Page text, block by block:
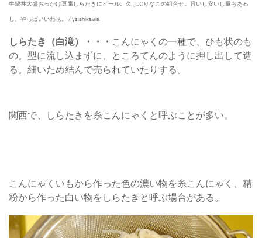
牛鍋丼大盛おっかけ豆腐しらたきにビール。久しぶりなこの組合せ。旨いし安いし量もある
し、やっぱいいわぁ。 / ysishikawa
しらたき（白滝）・・・ こんにゃくの一種で、ひも状のも
の。型に流し込まずに、ところてんのように押し出して造
る。細いため結んで売られていたりする。
関西で、しらたきを糸こんにゃくと呼ぶことが多い。
こんにゃくいもから作った色の濃い物を糸こんにゃく、精
粉から作った白い物をしらたきと呼ぶ場合がある。